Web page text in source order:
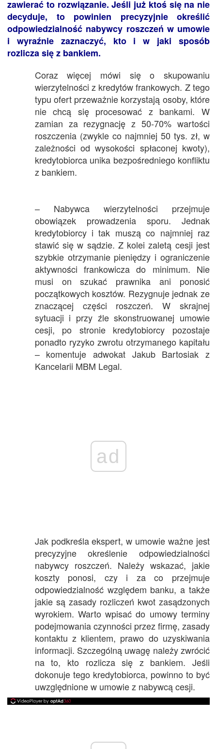
zawierać to rozwiązanie. Jeśli już ktoś się na nie
decyduje, to powinien precyzyjnie określić
odpowiedzialność nabywcy roszczeń w umowie
i wyraźnie zaznaczyć, kto i w jaki sposób
rozlicza się z bankiem.
Coraz więcej mówi się o skupowaniu
wierzytelności z kredytów frankowych. Z tego
typu ofert przeważnie korzystają osoby, które
nie chcą się procesować z bankami. W
zamian za rezygnację z 50-70% wartości
roszczenia (zwykle co najmniej 50 tys. zł, w
zależności od wysokości spłaconej kwoty),
kredytobiorca unika bezpośredniego konfliktu
z bankiem.
– Nabywca wierzytelności przejmuje
obowiązek prowadzenia sporu. Jednak
kredytobiorcy i tak muszą co najmniej raz
stawić się w sądzie. Z kolei zaletą cesji jest
szybkie otrzymanie pieniędzy i ograniczenie
aktywności frankowicza do minimum. Nie
musi on szukać prawnika ani ponosić
początkowych kosztów. Rezygnuje jednak ze
znaczącej części roszczeń. W skrajnej
sytuacji i przy źle skonstruowanej umowie
cesji, po stronie kredytobiorcy pozostaje
ponadto ryzyko zwrotu otrzymanego kapitału
– komentuje adwokat Jakub Bartosiak z
Kancelarii MBM Legal.
ad
Jak podkreśla ekspert, w umowie ważne jest
precyzyjne określenie odpowiedzialności
nabywcy roszczeń. Należy wskazać, jakie
koszty ponosi, czy i za co przejmuje
odpowiedzialność względem banku, a także
jakie są zasady rozliczeń kwot zasądzonych
wyrokiem. Warto wpisać do umowy terminy
podejmowania czynności przez firmę, zasady
kontaktu z klientem, prawo do uzyskiwania
informacji. Szczególną uwagę należy zwrócić
na to, kto rozlicza się z bankiem. Jeśli
dokonuje tego kredytobiorca, powinno to być
uwzględnione w umowie z nabywcą cesji.